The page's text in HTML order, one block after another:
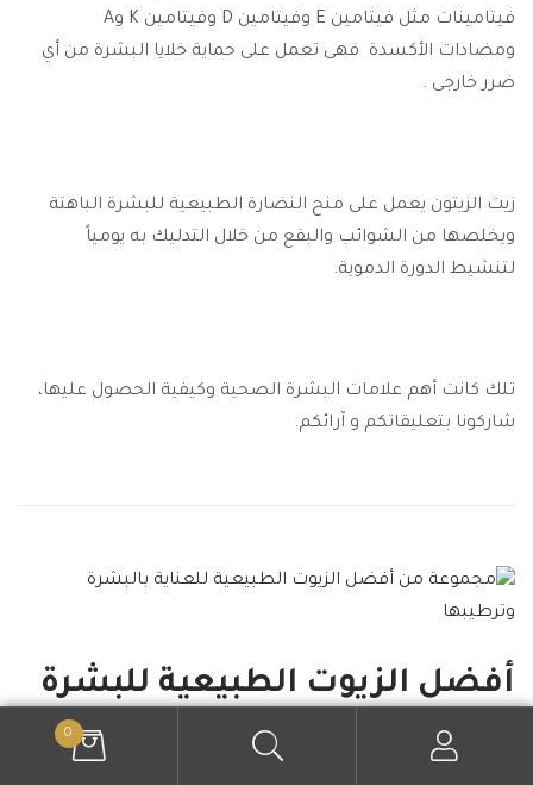
ومضادات الأكسدة فهى تعمل على حماية خلايا البشرة من أي
ضرر خارجى .
زيت الزيتون يعمل على منح النضارة الطبيعية للبشرة الباهتة
ويخلصها من الشوائب والبقع من خلال التدليك به يومياً
لتنشيط الدورة الدموية.
تلك كانت أهم علامات البشرة الصحية وكيفية الحصول عليها،
شاركونا بتعليقاتكم و آرائكم.
أفضل الزيوت الطبيعية للبشرة
أفضل الزيوت الطبيعية للبشرة
0